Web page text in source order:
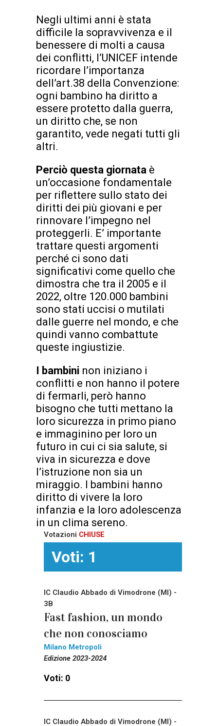
Negli ultimi anni è stata
difficile la sopravvivenza e il
benessere di molti a causa
dei conflitti, l’UNICEF intende
ricordare l’importanza
dell’art.38 della Convenzione:
ogni bambino ha diritto a
essere protetto dalla guerra,
un diritto che, se non
garantito, vede negati tutti gli
altri.
Perciò questa giornata è
un’occasione fondamentale
per riflettere sullo stato dei
diritti dei più giovani e per
rinnovare l’impegno nel
proteggerli. E’ importante
trattare questi argomenti
perché ci sono dati
significativi come quello che
dimostra che tra il 2005 e il
2022, oltre 120.000 bambini
sono stati uccisi o mutilati
dalle guerre nel mondo, e che
quindi vanno combattute
queste ingiustizie.
I bambini non iniziano i
conflitti e non hanno il potere
di fermarli, però hanno
bisogno che tutti mettano la
loro sicurezza in primo piano
e immaginino per loro un
futuro in cui ci sia salute, si
viva in sicurezza e dove
l’istruzione non sia un
miraggio. I bambini hanno
diritto di vivere la loro
infanzia e la loro adolescenza
in un clima sereno.
Votazioni CHIUSE
Voti: 1
IC Claudio Abbado di Vimodrone (MI) -
3B
Fast fashion, un mondo
che non conosciamo
Milano Metropoli
Edizione 2023-2024
Voti: 0
IC Claudio Abbado di Vimodrone (MI) -